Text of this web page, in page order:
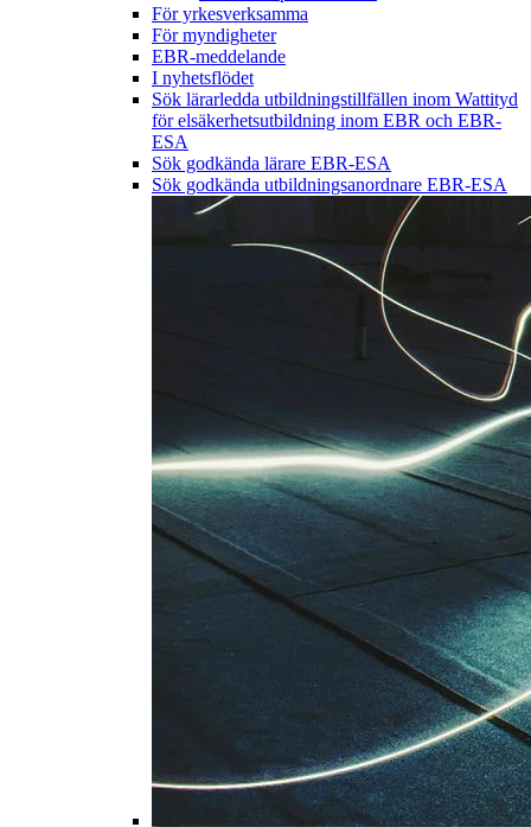
För yrkesverksamma
För myndigheter
EBR-meddelande
I nyhetsflödet
Sök lärarledda utbildningstillfällen inom Wattityd
för elsäkerhetsutbildning inom EBR och EBR-
ESA
Sök godkända lärare EBR-ESA
Sök godkända utbildningsanordnare EBR-ESA